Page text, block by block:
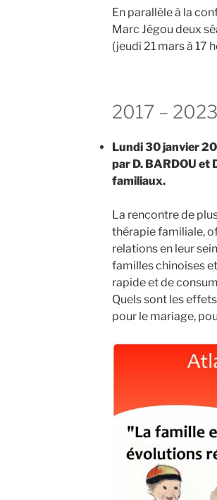
En parallèle à la
Marc Jégou deux
(jeudi 21 mars à 17
2017 – 2023
Lundi 30 janvier
par D. BARDOU et
familiaux.
La rencontre de
thérapie familiale,
relations en leur
familles chinoises
rapide et de
Quels sont les
pour le mariage,